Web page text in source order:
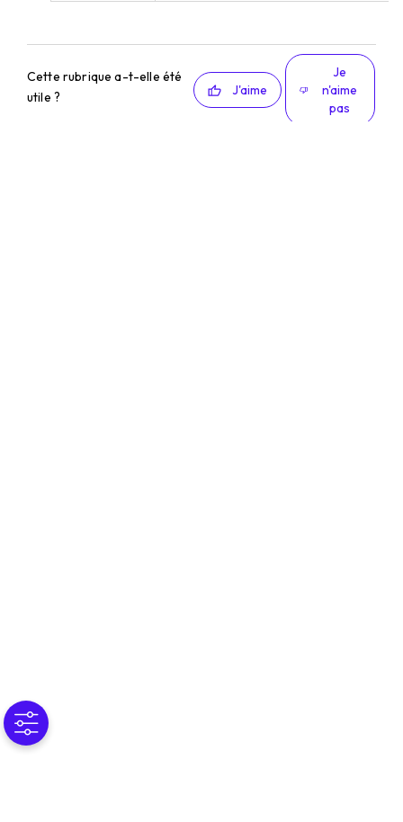
Cette rubrique a-t-elle été
utile ?
J'aime
Je
n'aime
pas